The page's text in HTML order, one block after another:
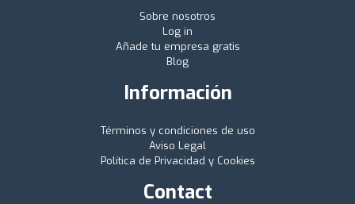
Sobre nosotros
Log in
Añade tu empresa gratis
Blog
Información
Términos y condiciones de uso
Aviso Legal
Política de Privacidad y Cookies
Contact